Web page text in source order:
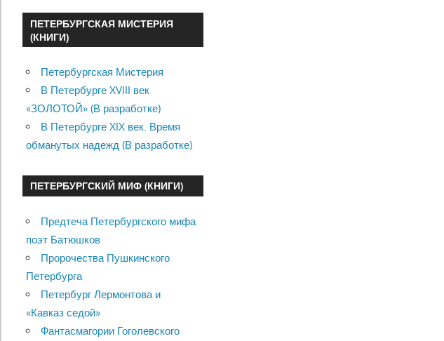
ПЕТЕРБУРГСКАЯ МИСТЕРИЯ
(КНИГИ)
Петербургская Мистерия
В Петербурге XVIII век
«ЗОЛОТОЙ» (В разработке)
В Петербурге XIX век. Время
обманутых надежд (В разработке)
ПЕТЕРБУРГСКИЙ МИФ (КНИГИ)
Предтеча Петербургского мифа
поэт Батюшков
Пророчества Пушкинского
Петербурга
Петербург Лермонтова и
«Кавказ седой»
Фантасмагории Гоголевского